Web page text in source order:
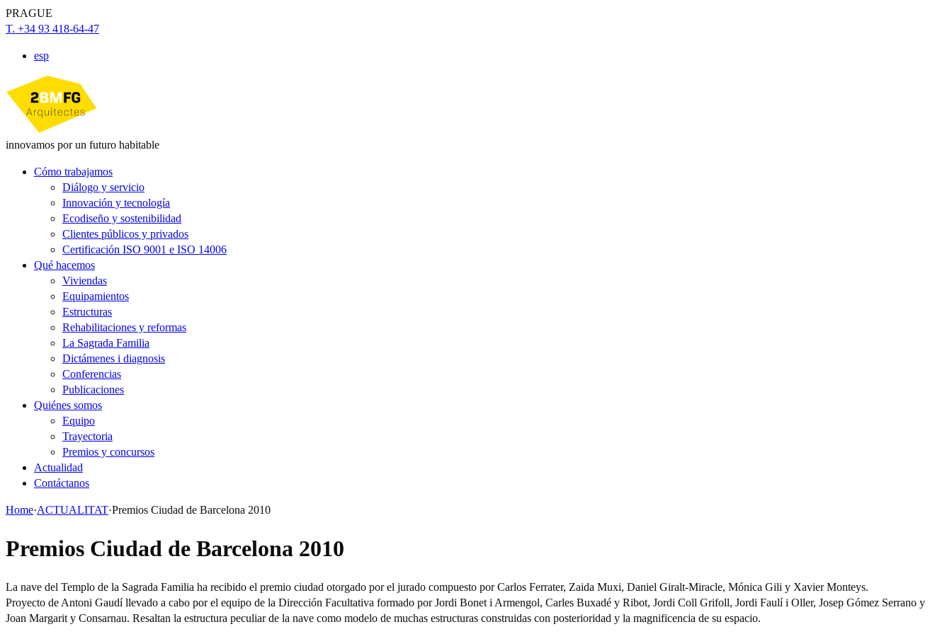
PRAGUE
T. +34 93 418-64-47
esp
innovamos por un futuro habitable
Cómo trabajamos
Diálogo y servicio
Innovación y tecnología
Ecodiseño y sostenibilidad
Clientes públicos y privados
Certificación ISO 9001 e ISO 14006
Qué hacemos
Viviendas
Equipamientos
Estructuras
Rehabilitaciones y reformas
La Sagrada Familia
Dictámenes i diagnosis
Conferencias
Publicaciones
Quiénes somos
Equipo
Trayectoria
Premios y concursos
Actualidad
Contáctanos
Home·ACTUALITAT·Premios Ciudad de Barcelona 2010
Premios Ciudad de Barcelona 2010
La nave del Templo de la Sagrada Familia ha recibido el premio ciudad otorgado por el jurado compuesto por Carlos Ferrater, Zaida Muxi, Daniel Giralt-Miracle, Mónica Gili y Xavier Monteys.
Proyecto de Antoni Gaudí llevado a cabo por el equipo de la Dirección Facultativa formado por Jordi Bonet i Armengol, Carles Buxadé y Ribot, Jordi Coll Grifoll, Jordi Faulí i Oller, Josep Gómez Serrano y
Joan Margarit y Consarnau. Resaltan la estructura peculiar de la nave como modelo de muchas estructuras construidas con posterioridad y la magnificencia de su espacio.